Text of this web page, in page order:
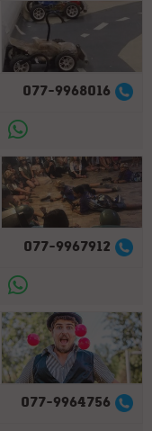
077-9968016
077-9967912
077-9964756